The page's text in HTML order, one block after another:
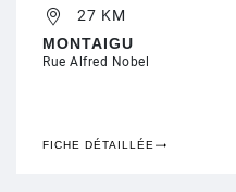
27 KM
MONTAIGU
Rue Alfred Nobel
FICHE DÉTAILLÉE